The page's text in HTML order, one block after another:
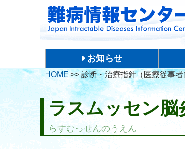
お知らせ
HOME>>診断・治療指針（医療従事者
ラスムッセン脳
らすむっせんのうえん